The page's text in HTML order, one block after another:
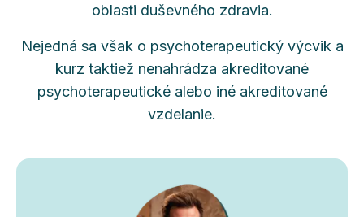
oblasti duševného zdravia.
Nejedná sa však o psychoterapeutický výcvik a
kurz taktiež nenahrádza akreditované
psychoterapeutické alebo iné akreditované
vzdelanie.